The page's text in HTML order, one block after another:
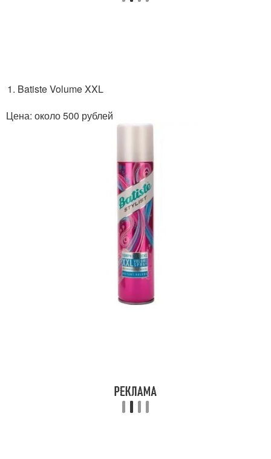
Batiste Volume XXL
Цена: около 500 рублей